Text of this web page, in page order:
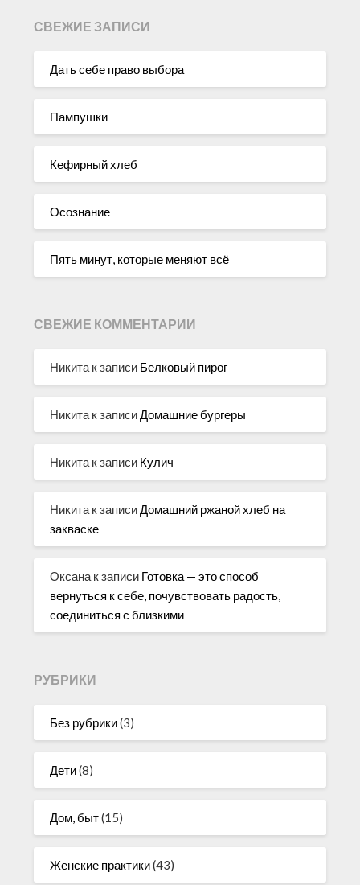
СВЕЖИЕ ЗАПИСИ
Дать себе право выбора
Пампушки
Кефирный хлеб
Осознание
Пять минут, которые меняют всё
СВЕЖИЕ КОММЕНТАРИИ
Никита к записи Белковый пирог
Никита к записиДомашние бургеры
Никита к записи Кулич
Никита к записиДомашний ржаной хлеб на
закваске
Оксана к записи Готовка — это способ
вернуться к себе, почувствовать радость,
соединиться с близкими
РУБРИКИ
Без рубрики(3)
Дети(8)
Дом, быт(15)
Женские практики(43)